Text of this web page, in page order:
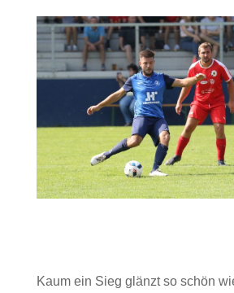
Kaum ein Sieg glänzt so schön